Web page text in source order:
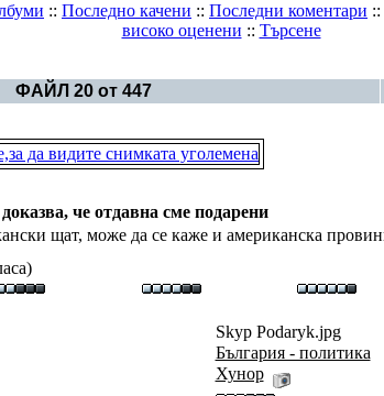
:: Последно качени :: Последни коментари ::
високо оценени :: Търсене
ФАЙЛ 20 от 447
че отдавна сме подарени
щат, може да се каже и американска
Skyp Podaryk.jpg
България - политика
Хунор